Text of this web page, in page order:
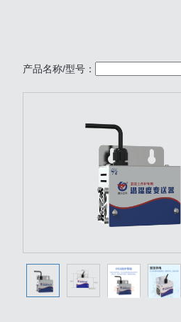
产品名称/型号：